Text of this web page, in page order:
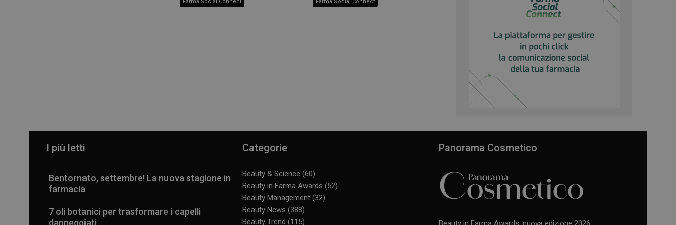
I più letti
Bentornato, settembre! La nuova stagione in
farmacia
7 oli botanici per trasformare i capelli
danneggiati
Categorie
Beauty & Science (60)
Beauty in Farma Awards (52)
Beauty Management(32)
Beauty News (388)
Beauty Trend (115)
Panorama Cosmetico